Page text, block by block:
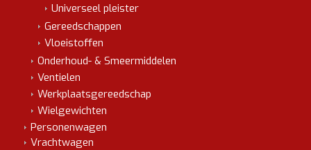
Universeel pleister
Gereedschappen
Vloeistoffen
Onderhoud- & Smeermiddelen
Ventielen
Werkplaatsgereedschap
Wielgewichten
Personenwagen
Vrachtwagen